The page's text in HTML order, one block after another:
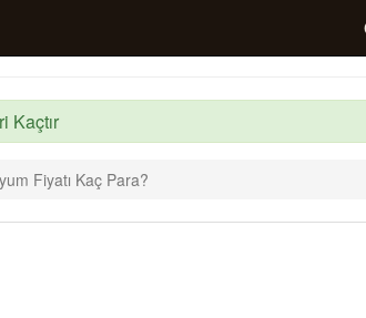
Kaçtır
Fiyatı Kaç Para?